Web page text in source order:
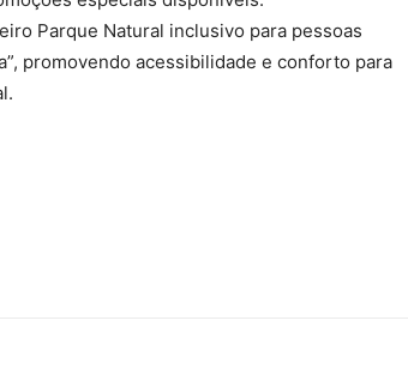
Parque Natural inclusivo para pessoas
promovendo acessibilidade e conforto para